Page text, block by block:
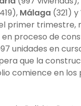
Málaga (321) y
primer trimestre,
en proceso de
unidades en
que la
comience en los